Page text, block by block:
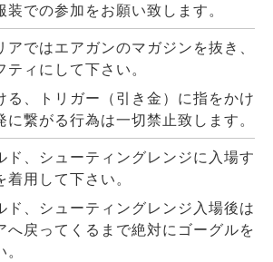
装での参加をお願い致します。
アではエアガンのマガジンを抜き、
ィにして下さい。
る、トリガー（引き金）に指をかけ
に繋がる行為は一切禁止致します。
ド、シューティングレンジに入場す
用して下さい。
ド、シューティングレンジ入場後は
へ戻ってくるまで絶対にゴーグルを